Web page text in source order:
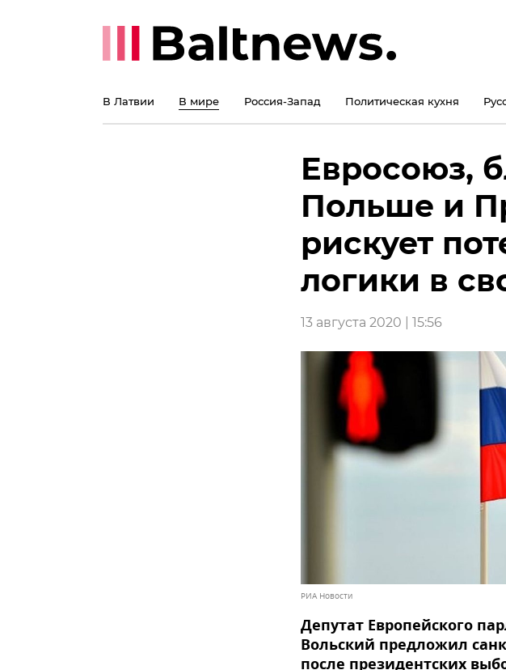
В Латвии В мире Россия-Запад Политическая кухня
Евросоюз,
Польше и
рискует
логики в
13 августа 2020 | 15:56
РИА Новости
Депутат Европейского
Вольский предложил